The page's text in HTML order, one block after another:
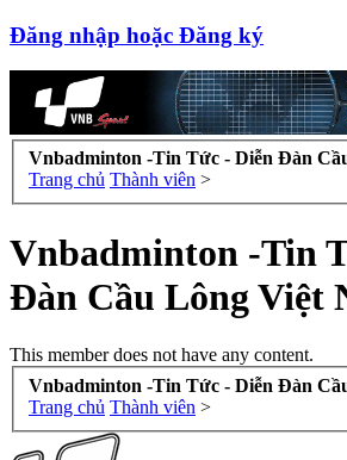
Đăng nhập hoặc Đăng ký
Vnbadminton -Tin Tức - Diễn Đàn
Trang chủ Thành viên >
Vnbadminton -Tin
Đàn Cầu Lông Việt
This member does not have any content.
Vnbadminton -Tin Tức - Diễn Đàn
Trang chủ Thành viên >